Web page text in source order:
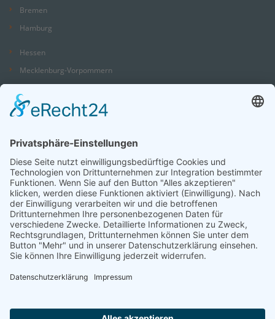
Bremen
Hamburg
Hessen
Mecklenburg-Vorpommern
Nordrhein-Westfalen
Saarland
Sachsen
Sachsen-Anhalt
Schleswig-Holstein
Thüringen